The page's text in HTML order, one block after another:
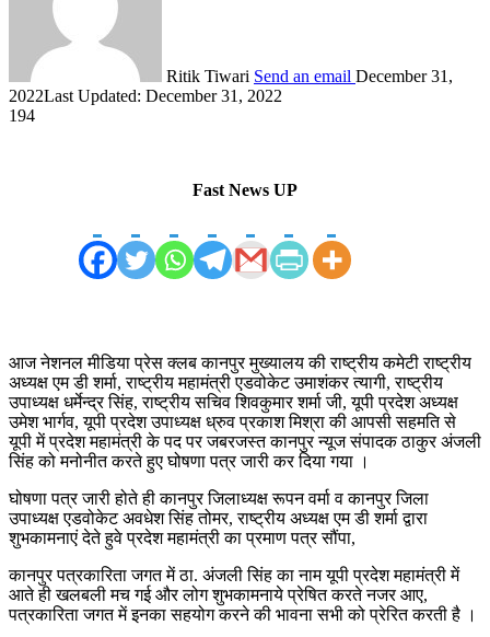
Ritik Tiwari Send an email December 31,
2022Last Updated: December 31, 2022
194
Fast News UP
आज नेशनल मीडिया प्रेस क्लब कानपुर मुख्यालय की राष्ट्रीय कमेटी राष्ट्रीय
अध्यक्ष एम डी शर्मा, राष्ट्रीय महामंत्री एडवोकेट उमाशंकर त्यागी, राष्ट्रीय
उपाध्यक्ष धर्मेन्द्र सिंह, राष्ट्रीय सचिव शिवकुमार शर्मा जी, यूपी प्रदेश अध्यक्ष
उमेश भार्गव, यूपी प्रदेश उपाध्यक्ष ध्रुव प्रकाश मिश्रा की आपसी सहमति से
यूपी में प्रदेश महामंत्री के पद पर जबरजस्त कानपुर न्यूज संपादक ठाकुर अंजली
सिंह को मनोनीत करते हुए घोषणा पत्र जारी कर दिया गया ।
घोषणा पत्र जारी होते ही कानपुर जिलाध्यक्ष रूपन वर्मा व कानपुर जिला
उपाध्यक्ष एडवोकेट अवधेश सिंह तोमर, राष्ट्रीय अध्यक्ष एम डी शर्मा द्वारा
शुभकामनाएं देते हुवे प्रदेश महामंत्री का प्रमाण पत्र सौंपा,
कानपुर पत्रकारिता जगत में ठा. अंजली सिंह का नाम यूपी प्रदेश महामंत्री में
आते ही खलबली मच गई और लोग शुभकामनाये प्रेषित करते नजर आए,
पत्रकारिता जगत में इनका सहयोग करने की भावना सभी को प्रेरित करती है ।